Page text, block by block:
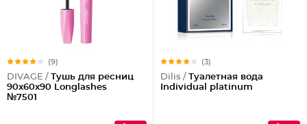
(9)
DIVAGE / Тушь для ресниц
90x60x90 Longlashes
№7501
(3)
Dilis / Туалетная вода
Individual platinum